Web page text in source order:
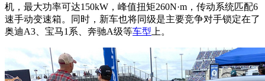
机，最大功率可达150kW，峰值扭矩260N·m，传动系统匹配6
速手动变速箱。同时，新车也将同级是主要竞争对手锁定在了
奥迪A3、宝马1系、奔驰A级等车型 上。